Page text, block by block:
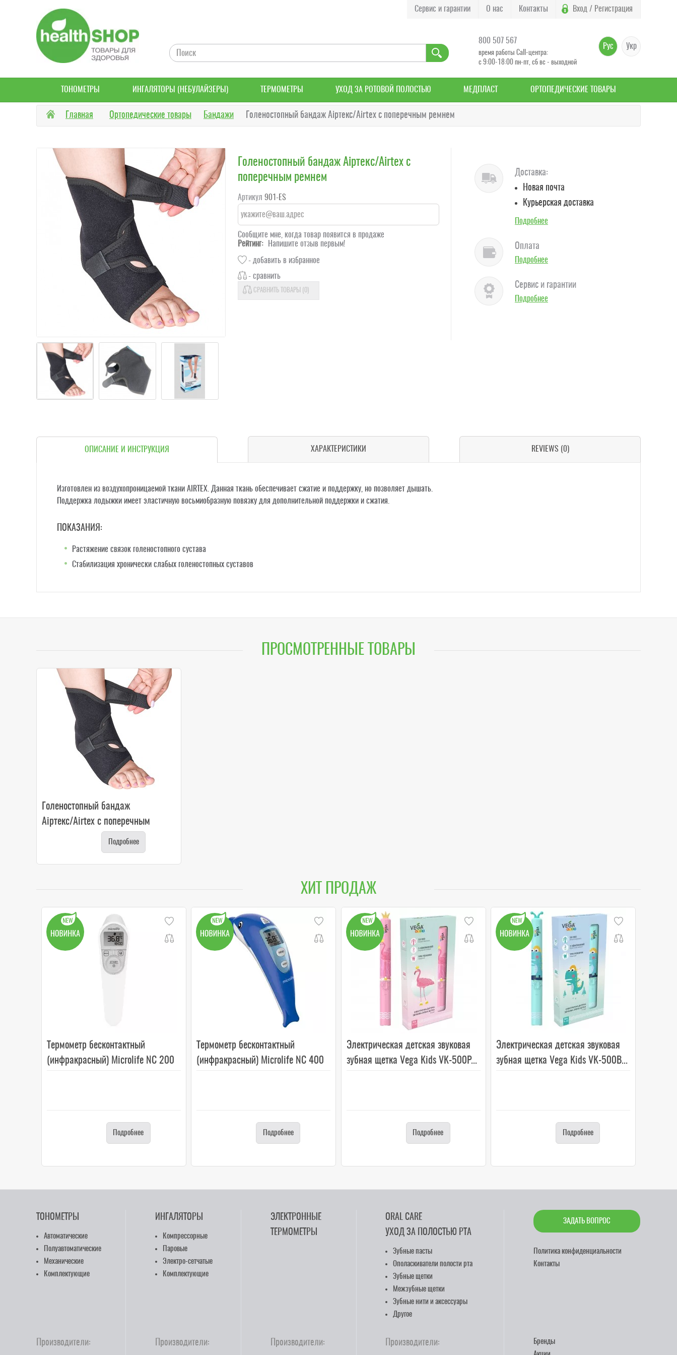
Вход / Регистрация
Сервис и гарантии О нас Контакты
Рус Укр
800 507 567
время работы Call-центра:
с 9:00-18:00 пн-пт, сб вс - выходной
ТОНОМЕТРЫ ИНГАЛЯТОРЫ (НЕБУЛАЙЗЕРЫ) ТЕРМОМЕТРЫ УХОД ЗА РОТОВОЙ ПОЛОСТЬЮ МЕДПЛАСТ ОРТОПЕДИЧЕСКИЕ ТОВАРЫ
Главная Ортопедические товары Бандажи Голеностопный бандаж Аіртекс/Airtex с поперечным ремнем
Голеностопный бандаж Аіртекс/Airtex с
поперечным ремнем
Артикул 901-ES
Сообщите мне, когда товар появится в продаже
Рейтинг:
Напишите отзыв первым!
- добавить в избранное
- сравнить
СРАВНИТЬ ТОВАРЫ ( 0)
Доставка:
Новая почта
Курьерская доставка
Подробнее
Оплата
Подробнее
Сервис и гарантии
Подробнее
ОПИСАНИЕ И ИНСТРУКЦИЯ ХАРАКТЕРИСТИКИ REVIEWS (0)
Изготовлен из воздухопроницаемой ткани AIRTEX. Данная ткань обеспечивает сжатие и поддержку, но позволяет дышать.
Поддержка лодыжки имеет эластичную восьмиобразную повязку для дополнительной поддержки и сжатия.
ПОКАЗАНИЯ:
Растяжение связок голеностопного сустава
Стабилизация хронически слабых голеностопных суставов
ПРОСМОТРЕННЫЕ ТОВАРЫ
Голеностопный бандаж
Аіртекс/Airtex с поперечным
Подробнее
ХИТ ПРОДАЖ
Термометр бесконтактный
(инфракрасный) Microlife NC 200
Подробнее
Термометр бесконтактный
(инфракрасный) Microlife NC 400
Подробнее
Электрическая детская звуковая
зубная щетка Vega Kids VK-500P...
Подробнее
Электрическая детская звуковая
зубная щетка Vega Kids VK-500B...
Подробнее
ТОНОМЕТРЫ
Автоматические
Полуавтоматические
Механические
Комплектующие
ИНГАЛЯТОРЫ
Компрессорные
Паровые
Электро-сетчатые
Комплектующие
ЭЛЕКТРОННЫЕ
ТЕРМОМЕТРЫ
ORAL CARE
УХОД ЗА ПОЛОСТЬЮ РТА
Зубные пасты
Ополаскиватели полости рта
Зубные щетки
Межзубные щетки
Зубные нити и аксессуары
Другое
ЗАДАТЬ ВОПРОС
Политика конфиденциальности
Контакты
Производители: Производители: Производители: Производители:
Бренды